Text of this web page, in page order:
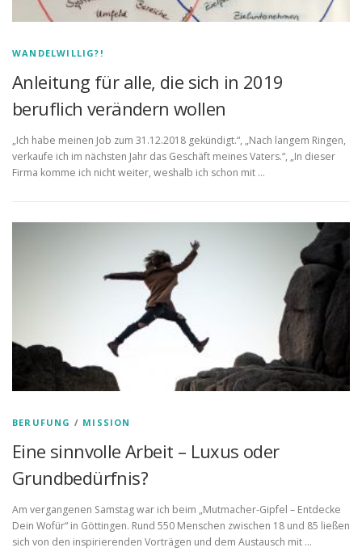
WANDELWILLIG?!
Anleitung für alle, die sich in 2019
beruflich verändern wollen
„Ich habe meinen Job zum 31.12.2018 gekündigt.“, „Nach langem Ringen,
verkaufe ich im nächsten Jahr das Geschäft meines Vaters.“, „In dieser
Firma komme ich nicht weiter, weshalb ich schon mit …
BERUFUNG / MISSION
Eine sinnvolle Arbeit – Luxus oder
Grundbedürfnis?
Am vergangenen Samstag war ich beim „Mutmacher-Gipfel – Entdecke
Dein Wofür“ in Göttingen. Rund 550 Menschen zwischen 18 und 85 ließen
sich von den inspirierenden Vorträgen und dem Austausch mit …